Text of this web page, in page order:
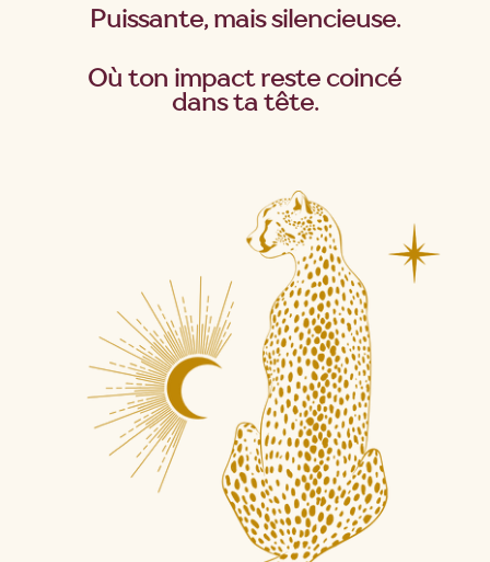
Puissante, mais silencieuse.
Où ton impact reste coincé
dans ta tête.